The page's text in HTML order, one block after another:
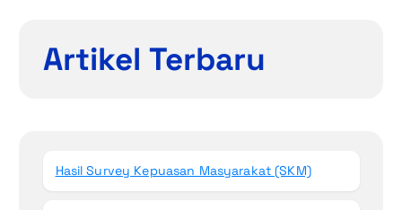
Artikel Terbaru
Hasil Survey Kepuasan Masyarakat (SKM)